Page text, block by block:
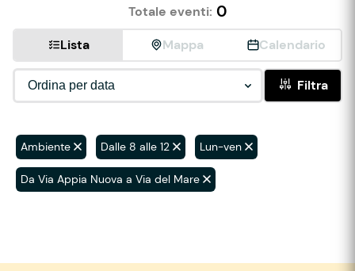
Totale eventi: 0
Lista Mappa Calendario
Filtra
Ambiente Dalle 8 alle 12 Lun-ven
Da Via Appia Nuova a Via del Mare